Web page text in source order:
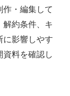
作・編集して
解約条件、キ
に影響しやす
資料を確認し